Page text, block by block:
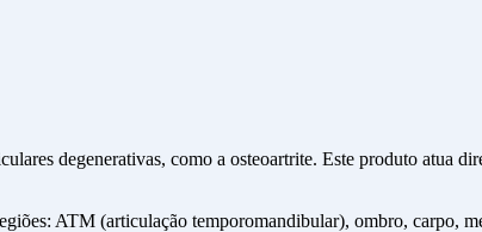
degenerativas, como a osteoartrite. Este produto atua
ATM (articulação temporomandibular), ombro, carpo,